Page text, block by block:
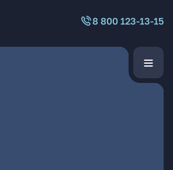
8 800 123-13-15